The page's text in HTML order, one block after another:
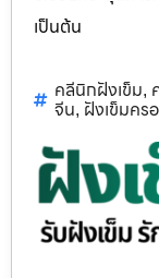
เป็นต้น
คลีนิกฝังเข็ม,
จีน, ฝังเข็มคร